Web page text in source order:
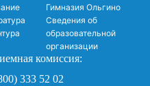
Гимназия Ольгино
Сведения об
образовательной
организации
комиссия:
333 52 02